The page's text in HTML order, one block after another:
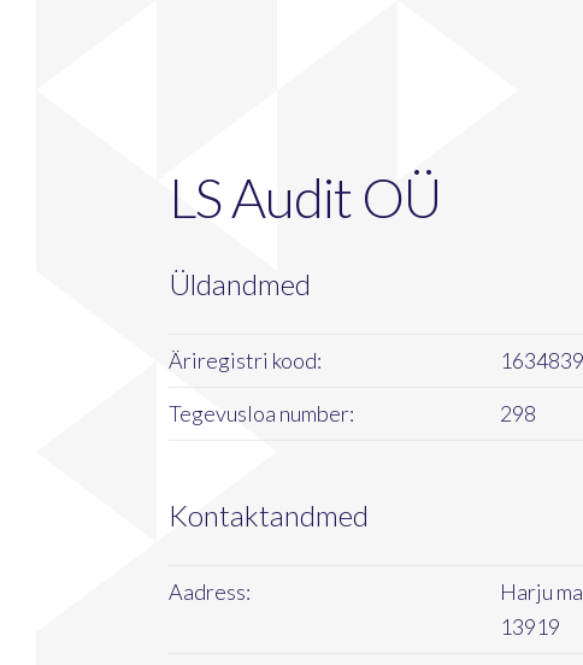
LS Audit OÜ
Üldandmed
Äriregistri kood:
Tegevusloa number:
298
Kontaktandmed
Aadress:
Harju
13919